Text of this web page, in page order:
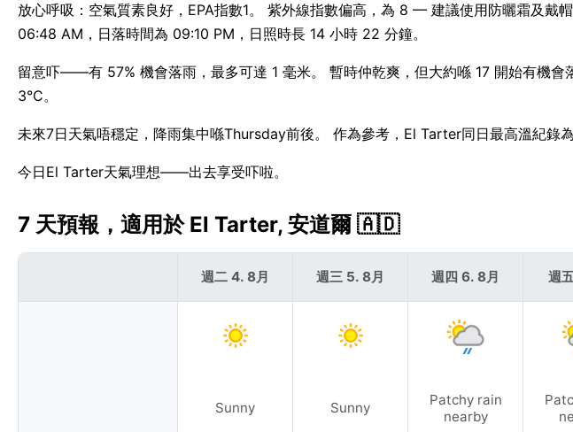
放心呼吸：空氣質素良好，EPA指數1。 紫外線指數偏高，為 8 — 建議使用防曬霜及戴
06:48 AM，日落時間為 09:10 PM，日照時長 14 小時 22 分鐘。
留意吓——有 57% 機會落雨，最多可達 1 毫米。 暫時仲乾爽，但大約喺 17 開始有機
3°C。
未來7日天氣唔穩定，降雨集中喺Thursday前後。 作為參考，El Tarter同日最高溫紀錄為
今日El Tarter天氣理想——出去享受吓啦。
7 天預報，適用於 El Tarter, 安道爾 🇦🇩
週二 4. 8月
Sunny
週三 5. 8月
Sunny
週四 6. 8月
Patchy rain
nearby
週